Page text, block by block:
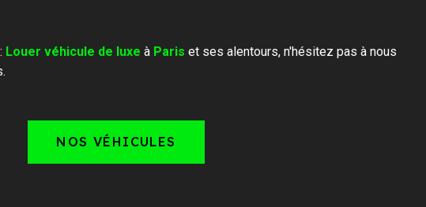
Louer véhicule de luxe à Paris et ses alentours, n'hésitez pas à nous
NOS VÉHICULES